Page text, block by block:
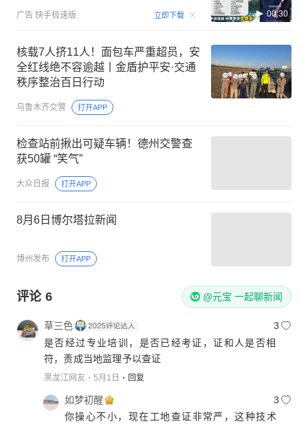
广告 快手极速版 立即下载 00:30
核载7人挤11人！面包车严重超员，安
全红线绝不容逾越丨金盾护平安·交通
秩序整治百日行动
乌鲁木齐交警 打开APP
检查站前揪出可疑车辆！德州交警查
获50罐 “笑气”
大众日报 打开APP
8月6日博尔塔拉新闻
博州发布 打开APP
评论 6 @元宝 一起聊新闻
草三色
3
是否经过专业培训，是否已经考证，证和人是否相
符，责成当地监理予以查证
黑龙江网友 5月1日 回复
如梦初醒
3
你操心不小，现在工地查证非常严，这种技术